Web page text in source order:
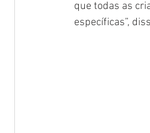
que todas as
específicas”,